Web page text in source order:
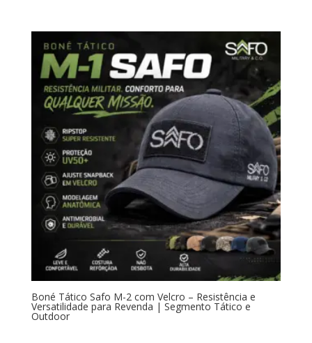
Boné Tático Safo M-2 com Velcro – Resistência e
Versatilidade para Revenda | Segmento Tático e
Outdoor